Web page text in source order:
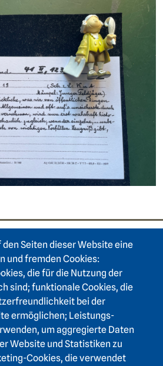
Seiten dieser Website eine
und fremden Cookies:
die für die Nutzung der
sind; funktionale Cookies, die
bei der
ermöglichen; Leistungs-
um aggregierte Daten
Website und Statistiken zu
Cookies, die verwendet
one
three
der Wissenschaften